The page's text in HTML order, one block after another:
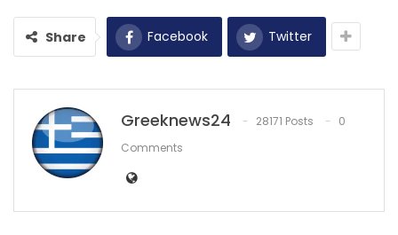
Share Facebook Twitter
Greeknews24 28171 Posts
0
Comments